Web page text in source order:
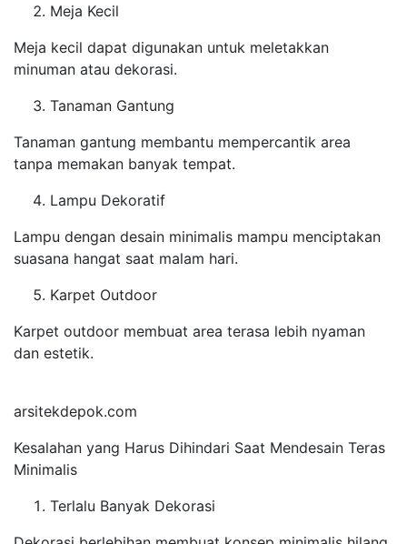
Meja Kecil
Meja kecil dapat digunakan untuk meletakkan
minuman atau dekorasi.
Tanaman Gantung
Tanaman gantung membantu mempercantik area
tanpa memakan banyak tempat.
Lampu Dekoratif
Lampu dengan desain minimalis mampu menciptakan
suasana hangat saat malam hari.
Karpet Outdoor
Karpet outdoor membuat area terasa lebih nyaman
dan estetik.
arsitekdepok.com
Kesalahan yang Harus Dihindari Saat Mendesain Teras
Minimalis
Terlalu Banyak Dekorasi